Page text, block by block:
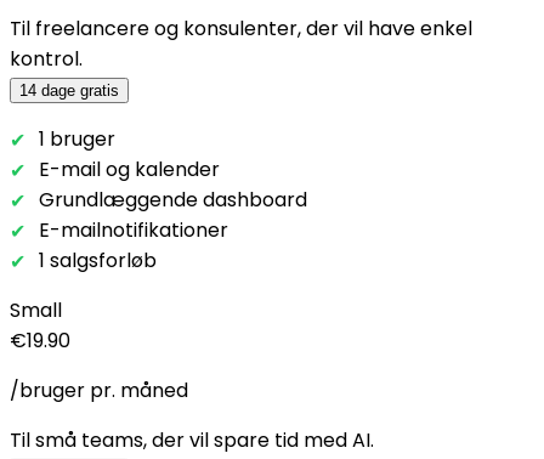
Til freelancere og konsulenter, der vil have enkel
kontrol.
14 dage gratis
1 bruger
E-mail og kalender
Grundlæggende dashboard
E-mailnotifikationer
1 salgsforløb
Small
€19.90
/bruger pr. måned
Til små teams, der vil spare tid med AI.